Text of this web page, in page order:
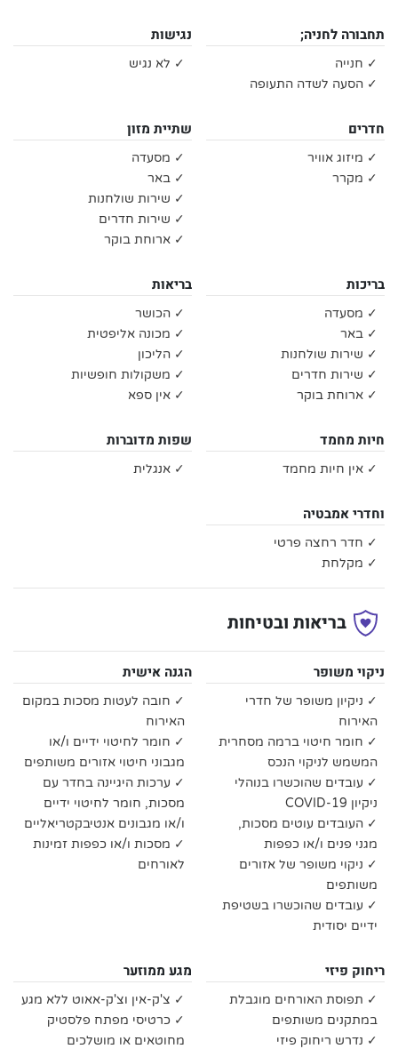
תחבורה לחניה;
✓ חנייה
✓ הסעה לשדה התעופה
נגישות
✓ לא נגיש
חדרים
✓ מיזוג אוויר
✓ מקרר
שתיית מזון
✓ מסעדה
✓ באר
✓ שירות שולחנות
✓ שירות חדרים
✓ ארוחת בוקר
בריכות
✓ מסעדה
✓ באר
✓ שירות שולחנות
✓ שירות חדרים
✓ ארוחת בוקר
בריאות
✓ הכושר
✓ מכונה אליפטית
✓ הליכון
✓ משקולות חופשיות
✓ אין ספא
חיות מחמד
✓ אין חיות מחמד
שפות מדוברות
✓ אנגלית
וחדרי אמבטיה
✓ חדר רחצה פרטי
✓ מקלחת
בריאות ובטיחות
ניקוי משופר
✓ ניקיון משופר של חדרי
האירוח
✓ חומר חיטוי ברמה מסחרית
המשמש לניקוי הנכס
✓ עובדים שהוכשרו בנוהלי
ניקיון COVID-19
✓ העובדים עוטים מסכות,
מגני פנים ו/או כפפות
✓ ניקוי משופר של אזורים
משותפים
✓ עובדים שהוכשרו בשטיפת
ידיים יסודית
הגנה אישית
✓ חובה לעטות מסכות במקום
האירוח
✓ חומר לחיטוי ידיים ו/או
מגבוני חיטוי אזורים משותפים
✓ ערכות היגיינה בחדר עם
מסכות, חומר לחיטוי ידיים
ו/או מגבונים אנטיבקטריאליים
✓ מסכות ו/או כפפות זמינות
לאורחים
ריחוק פיזי
✓ תפוסת האורחים מוגבלת
במתקנים משותפים
✓ נדרש ריחוק פיזי
מגע ממוזער
✓ צ'ק-אין וצ'ק-אאוט ללא מגע
✓ כרטיסי מפתח פלסטיק
מחוטאים או מושלכים